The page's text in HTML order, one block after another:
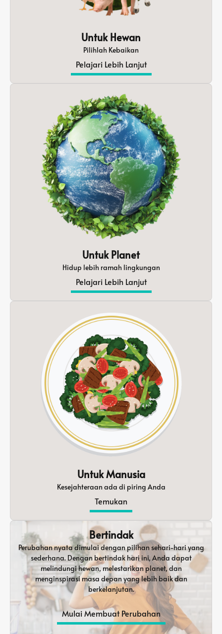
Untuk Hewan
Pilihlah Kebaikan
Pelajari Lebih Lanjut
Untuk Planet
Hidup lebih ramah lingkungan
Pelajari Lebih Lanjut
Untuk Manusia
Kesejahteraan ada di piring Anda
Temukan
Bertindak
Perubahan nyata dimulai dengan pilihan sehari-hari yang
sederhana. Dengan bertindak hari ini, Anda dapat
melindungi hewan, melestarikan planet, dan
menginspirasi masa depan yang lebih baik dan
berkelanjutan.
Mulai Membuat Perubahan